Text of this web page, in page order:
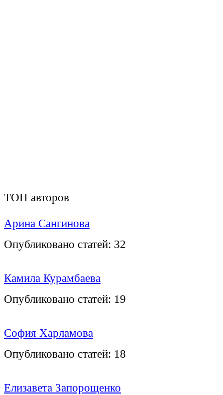
ТОП авторов
Арина Сангинова
Опубликовано статей: 32
Камила Курамбаева
Опубликовано статей: 19
София Харламова
Опубликовано статей: 18
Елизавета Запорощенко